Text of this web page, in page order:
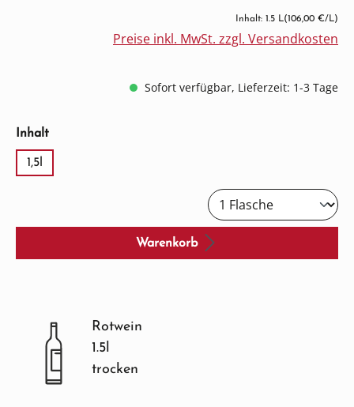
Inhalt: 1.5 L(106,00 €/L)
Preise inkl. MwSt. zzgl. Versandkosten
Sofort verfügbar, Lieferzeit: 1-3 Tage
Inhaltauswählen
1,5l
Warenkorb
Rotwein
1.5l
trocken